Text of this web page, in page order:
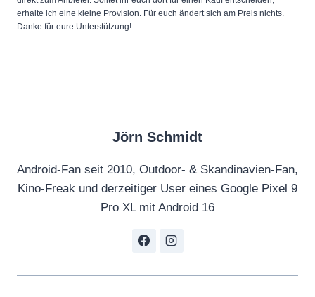
erhalte ich eine kleine Provision. Für euch ändert sich am Preis nichts.
Danke für eure Unterstützung!
Jörn Schmidt
Android-Fan seit 2010, Outdoor- & Skandinavien-Fan,
Kino-Freak und derzeitiger User eines Google Pixel 9
Pro XL mit Android 16